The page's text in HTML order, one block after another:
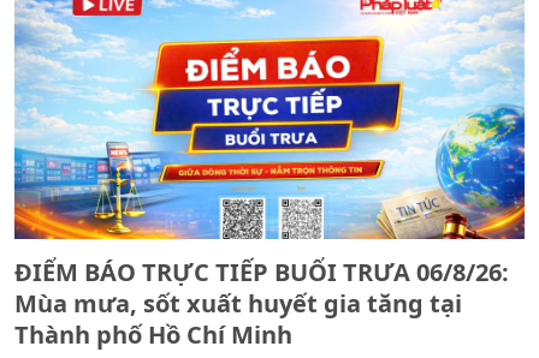
ĐIỂM BÁO TRỰC TIẾP BUỔI TRƯA 06/8/26:
Mùa mưa, sốt xuất huyết gia tăng tại
Thành phố Hồ Chí Minh